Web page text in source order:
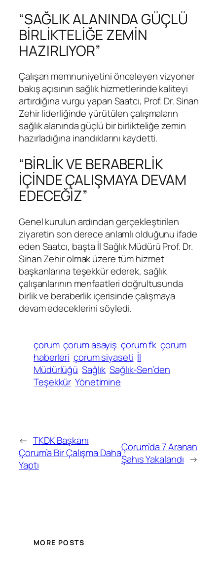
“SAĞLIK ALANINDA GÜÇLÜ
BİRLİKTELİĞE ZEMİN
HAZIRLIYOR”
Çalışan memnuniyetini önceleyen vizyoner
bakış açısının sağlık hizmetlerinde kaliteyi
artırdığına vurgu yapan Saatcı, Prof. Dr. Sinan
Zehir liderliğinde yürütülen çalışmaların
sağlık alanında güçlü bir birlikteliğe zemin
hazırladığına inandıklarını kaydetti.
“BİRLİK VE BERABERLİK
İÇİNDE ÇALIŞMAYA DEVAM
EDECEĞİZ”
Genel kurulun ardından gerçekleştirilen
ziyaretin son derece anlamlı olduğunu ifade
eden Saatcı, başta İl Sağlık Müdürü Prof. Dr.
Sinan Zehir olmak üzere tüm hizmet
başkanlarına teşekkür ederek, sağlık
çalışanlarının menfaatleri doğrultusunda
birlik ve beraberlik içerisinde çalışmaya
devam edeceklerini söyledi.
çorum çorum asayiş çorum fk çorum
haberleri çorum siyaseti İl
Müdürlüğü Sağlık Sağlık-Sen’den
Teşekkür Yönetimine
← TKDK Başkanı
Çorum’a Bir Çalışma Daha
Yaptı
Çorum’da 7 Aranan
Şahıs Yakalandı →
MORE POSTS